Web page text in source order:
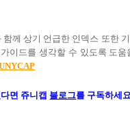
함께 상기 언급한 인덱스 또한
이드를 생각할 수 있도록 도
면 쥬니캡 블로그를 구독하세